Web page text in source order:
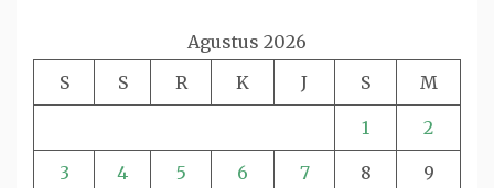
Agustus 2026
S
S R K J S M
1 2
3 4 5 6 7 8 9